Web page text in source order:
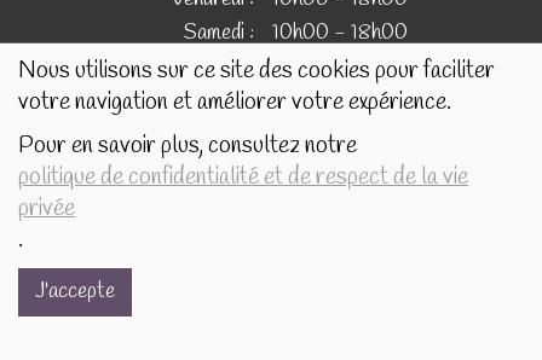
Nous utilisons sur ce site des cookies pour faciliter
votre navigation et améliorer votre expérience.
Pour en savoir plus, consultez notre
politique de confidentialité et de respect de la vie
privée
.
J'accepte
Samedi :
10h00 - 18h00
IMAGES
Les images présentées pour illustrer les produits en vente
sur ce site ne sont pas contractuelles.